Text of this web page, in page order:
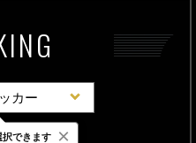
カー
択できます ×